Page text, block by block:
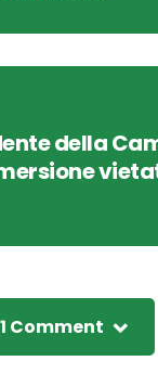
della
1 Comment